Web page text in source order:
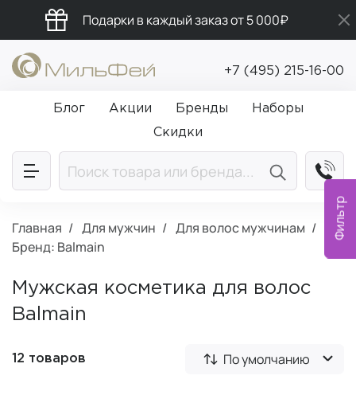
Фильтр
Подарки в каждый заказ от 5 000₽
Бесплатная доставка от 5 000₽
Промокод ПРИВЕТ
+7 (495) 215-16-00
Блог Акции Бренды
Наборы
Скидки
Главная Для мужчин
Для волос мужчинам
Бренд: Balmain
Мужская косметика для волос
Balmain
12 товаров По умолчанию